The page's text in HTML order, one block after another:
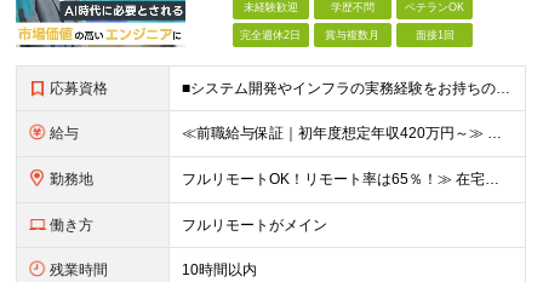
未経験歓迎 学歴不問 ベテランOK
完全週休2日 賞与複数月 面接1回
応募資格 ■システム開発やインフラの実務経験をお持ちの方（言語・工程・年数不問） ■学歴不問 ┗システムサポートや運用保守・テスターなど幅広い経験の方も歓迎します！ ┗独学や実務未経験者といった方からの応募も歓
給与 ≪前職給与保証｜初年度想定年収420万円～≫ 月給35万円以上＋決算賞与＋交通費 ※スキル・経験を考慮の上、優遇します ※上記月給には固定残業代月20時間分(4万5000円以上)を含みます。超過し
勤務地 フルリモートOK！リモート率は65％！≫ 在宅勤務または東京・神奈川・埼玉・千葉のお客様先での勤務 ■本社 東京都港区芝2-22-15 STKビル 1F (変更の範囲)上記を除く当社関連勤務地
働き方 フルリモートがメイン
残業時間 10時間以内